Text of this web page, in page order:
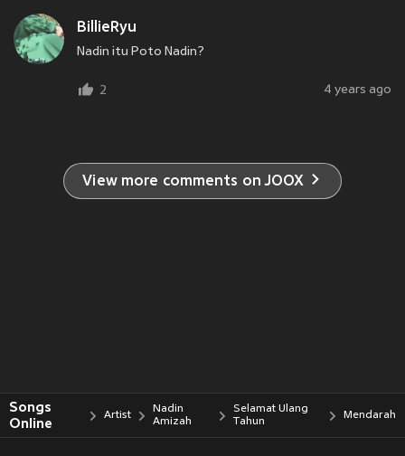
BillieRyu
Nadin itu Poto Nadin?
2 4 years ago
View more comments on JOOX
Songs
Online
Artist
Nadin
Amizah
Selamat Ulang
Tahun
Mendarah